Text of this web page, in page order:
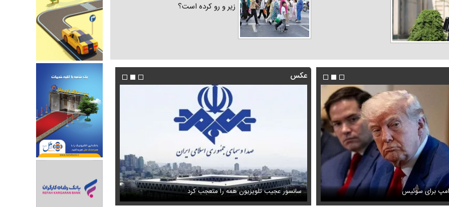
زیر و رو کرده است؟
برای سوئیس
فیلم/ توصیه رهبر شهید درباره احتمال اسارت مجتبی و مصطفی
خامنه ای
فیلم/پزشکیان:از قالیباف خواهش کردیم که رئیس
شود
عکس
نوه ناصرالدین شاه در لباس دامادی سانسور عجیب تلویزیون همه را متعجب کرد استایل جدید صابر ابر در فضای مجازی